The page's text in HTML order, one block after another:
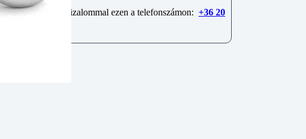
Keressen minket bizalommal ezen a telefonszámon: +36 20